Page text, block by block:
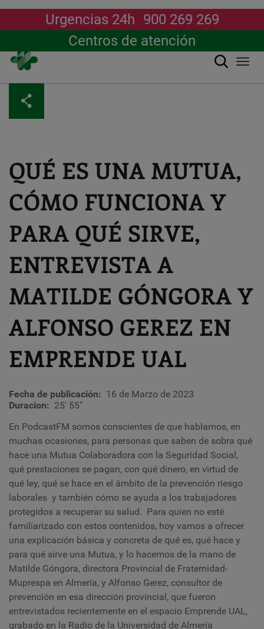
contenido
principal
Urgencias 24h 900 269 269
Centros de atención
Buscar
QUÉ ES UNA MUTUA,
CÓMO FUNCIONA Y
PARA QUÉ SIRVE,
ENTREVISTA A
MATILDE GÓNGORA Y
ALFONSO GEREZ EN
EMPRENDE UAL
Fecha de publicación
16 de Marzo de 2023
Duracion
25' 55"
En PodcastFM somos conscientes de que hablamos, en
muchas ocasiones, para personas que saben de sobra qué
hace una Mutua Colaboradora con la Seguridad Social,
qué prestaciones se pagan, con qué dinero, en virtud de
qué ley, qué se hace en el ámbito de la prevención riesgo
laborales y también cómo se ayuda a los trabajadores
protegidos a recuperar su salud. Para quien no esté
familiarizado con estos contenidos, hoy vamos a ofrecer
una explicación básica y concreta de qué es, qué hace y
para qué sirve una Mutua, y lo hacemos de la mano de
Matilde Góngora, directora Provincial de Fraternidad-
Muprespa en Almería, y Alfonso Gerez, consultor de
prevención en esa dirección provincial, que fueron
entrevistados recientemente en el espacio Emprende UAL,
grabado en la Radio de la Universidad de Almería